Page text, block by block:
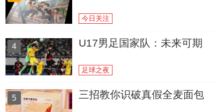
今日关注
4 U17男足国家队：未来可期
足球之夜
5 三招教你识破真假全麦面包